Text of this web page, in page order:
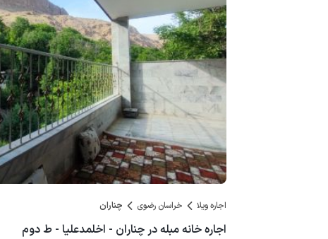
اجاره ویلا خراسان رضوی چناران
اجاره خانه مبله در چناران - اخلمدعلیا - ط دوم